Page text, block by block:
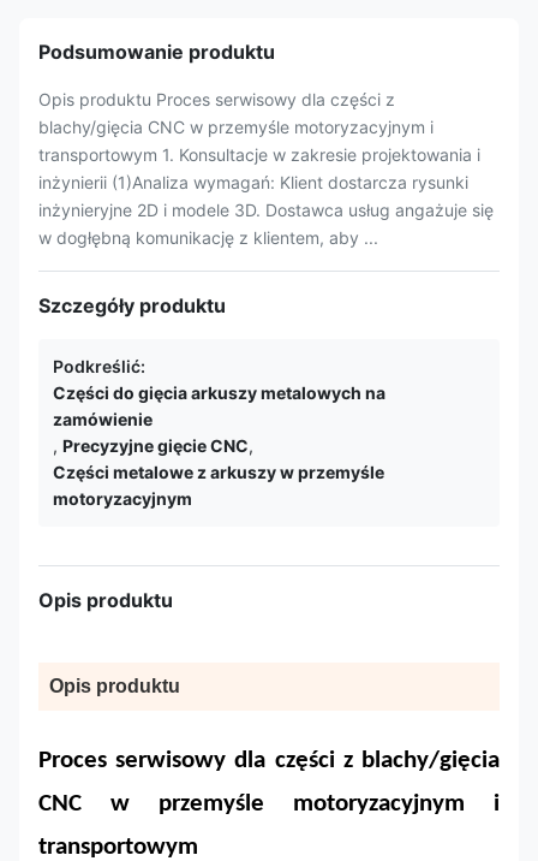
Podsumowanie produktu
Opis produktu Proces serwisowy dla części z
blachy/gięcia CNC w przemyśle motoryzacyjnym i
transportowym 1. Konsultacje w zakresie projektowania i
inżynierii (1)Analiza wymagań: Klient dostarcza rysunki
inżynieryjne 2D i modele 3D. Dostawca usług angażuje się
w dogłębną komunikację z klientem, aby ...
Szczegóły produktu
Podkreślić:
Części do gięcia arkuszy metalowych na
zamówienie
, Precyzyjne gięcie CNC,
Części metalowe z arkuszy w przemyśle
motoryzacyjnym
Opis produktu
Opis produktu
Proces serwisowy dla części z blachy/gięcia
CNC w przemyśle motoryzacyjnym i
transportowym